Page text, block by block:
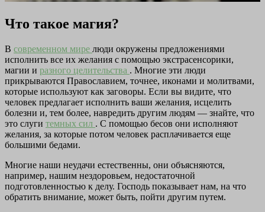
Что такое магия?
В современном мире люди окружены предложениями
исполнить все их желания с помощью экстрасенсорики,
магии и разного целительства . Многие эти люди
прикрываются Православием, точнее, иконами и молитвами,
которые используют как заговоры. Если вы видите, что
человек предлагает исполнить ваши желания, исцелить
болезни и, тем более, навредить другим людям — знайте, что
это слуги темных сил . С помощью бесов они исполняют
желания, за которые потом человек расплачивается еще
большими бедами.
Многие наши неудачи естественны, они объясняются,
например, нашим нездоровьем, недостаточной
подготовленностью к делу. Господь показывает нам, на что
обратить внимание, может быть, пойти другим путем.